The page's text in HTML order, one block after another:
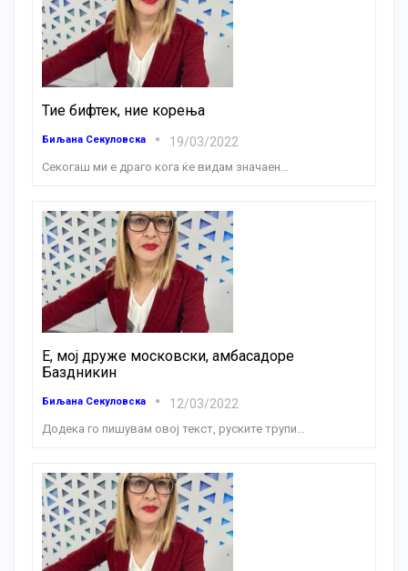
Тие бифтек, ние корења
Биљана Секуловска 19/03/2022
Секогаш ми е драго кога ќе видам значаен
Е, мој друже московски, амбасадоре
Баздникин
Биљана Секуловска 12/03/2022
Додека го пишувам овој текст, руските трупи…